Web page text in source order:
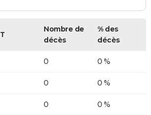
Nombre de
décès
% des
décès
0 0 %
0 0 %
0 0 %